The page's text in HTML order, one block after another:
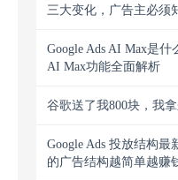
三大变化，广告主必须
Google Ads AI Max是什
AI Max功能全面解析
谷歌送了我800块，我
Google Ads 投放结构
的广告结构越简单越赚